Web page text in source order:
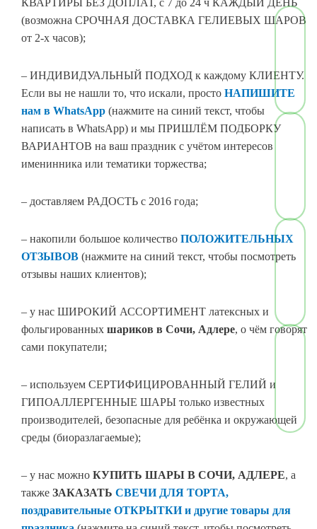
КВАРТИРЫ БЕЗ ДОПЛАТ, с 7 до 24 ч КАЖДЫЙ ДЕНЬ
(возможна СРОЧНАЯ ДОСТАВКА ГЕЛИЕВЫХ ШАРОВ
от 2-х часов);
– ИНДИВИДУАЛЬНЫЙ ПОДХОД к каждому КЛИЕНТУ.
Если вы не нашли то, что искали, просто НАПИШИТЕ
нам в WhatsApp (нажмите на синий текст, чтобы
написать в WhatsApp) и мы ПРИШЛЁМ ПОДБОРКУ
ВАРИАНТОВ на ваш праздник с учётом интересов
именинника или тематики торжества;
– доставляем РАДОСТЬ с 2016 года;
– накопили большое количество ПОЛОЖИТЕЛЬНЫХ
ОТЗЫВОВ (нажмите на синий текст, чтобы посмотреть
отзывы наших клиентов);
– у нас ШИРОКИЙ АССОРТИМЕНТ латексных и
фольгированных шариков в Сочи, Адлере, о чём говорят
сами покупатели;
– используем СЕРТИФИЦИРОВАННЫЙ ГЕЛИЙ и
ГИПОАЛЛЕРГЕННЫЕ ШАРЫ только известных
производителей, безопасные для ребёнка и окружающей
среды (биоразлагаемые);
– у нас можно КУПИТЬ ШАРЫ В СОЧИ, АДЛЕРЕ, а
также ЗАКАЗАТЬ СВЕЧИ ДЛЯ ТОРТА,
поздравительные ОТКРЫТКИ и другие товары для